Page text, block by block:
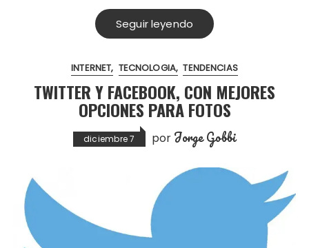
Seguir leyendo
INTERNET TECNOLOGIA TENDENCIAS
TWITTER Y FACEBOOK, CON MEJORES
OPCIONES PARA FOTOS
diciembre 7 por Jorge Gobbi